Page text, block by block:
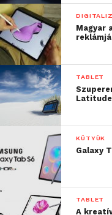
Magyar
TABLET
Latitude
KÜTYÜK
Galaxy
TABLET
A